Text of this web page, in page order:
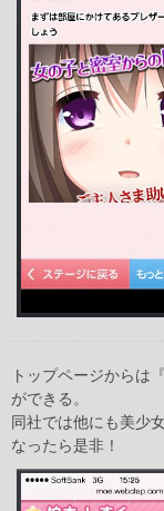
トップページからは
ができる。
同社では他にも美少
なったら是非！